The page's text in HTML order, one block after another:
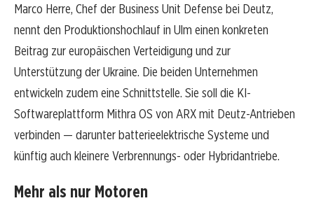
Marco Herre, Chef der Business Unit Defense bei Deutz,
nennt den Produktionshochlauf in Ulm einen konkreten
Beitrag zur europäischen Verteidigung und zur
Unterstützung der Ukraine. Die beiden Unternehmen
entwickeln zudem eine Schnittstelle. Sie soll die KI-
Softwareplattform Mithra OS von ARX mit Deutz-Antrieben
verbinden — darunter batterieelektrische Systeme und
künftig auch kleinere Verbrennungs- oder Hybridantriebe.
Mehr als nur Motoren